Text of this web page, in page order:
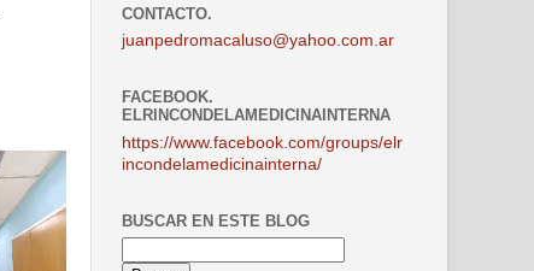
CONTACTO.
juanpedromacaluso@yahoo.com.ar
FACEBOOK.
ELRINCONDELAMEDICINAINTERNA
https://www.facebook.com/groups/elr
incondelamedicinainterna/
BUSCAR EN ESTE BLOG